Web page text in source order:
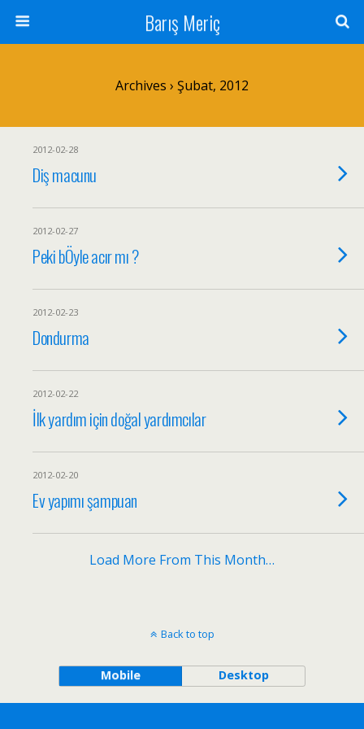
Barış Meriç
Archives › Şubat, 2012
2012-02-28
Diş macunu
2012-02-27
Peki bÖyle acır mı ?
2012-02-23
Dondurma
2012-02-22
İlk yardım için doğal yardımcılar
2012-02-20
Ev yapımı şampuan
Load More From This Month…
Back to top
Mobile Desktop